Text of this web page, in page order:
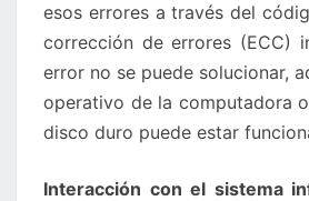
esos errores a través del
corrección de errores (ECC)
error no se puede solucionar,
operativo de la computadora
disco duro puede estar
Interacción con el sistema